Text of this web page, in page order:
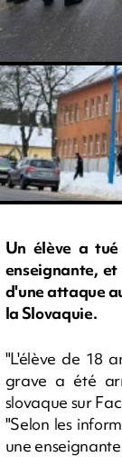
Un élève a
enseignante,
d'une attaque
la Slovaquie.
"L'élève de 18
grave a été
slovaque sur
"Selon les
une